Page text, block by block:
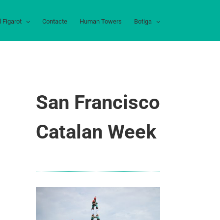
Figarot Contacte Human Towers Botiga
San Francisco
Catalan Week